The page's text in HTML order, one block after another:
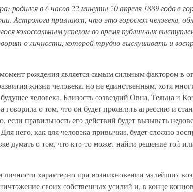
родился в 6 часов 22 минуты 20 апреля 1889 года в
Астрологи признают, что это гороскоп человека,
колоссальным успехом во время публичных
о личности, которой трудно выслушивать и
рождения является самым сильным фактором в
жизни человека, но не единственным, хотя
человека. Близость созвездий Овна, Тельца и
о том, что он будет проявлять агрессию и
правильность его действий будет вызывать
него, как для человека привычки, будет сложно
думать о том, что кто-то может найти решение той
характерно при возникновении малейших
своих собственных усилий и, в конце